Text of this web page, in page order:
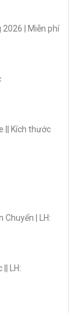
2026 | Miễn phí
|| Kích thước
Chuyển | LH:
LH: